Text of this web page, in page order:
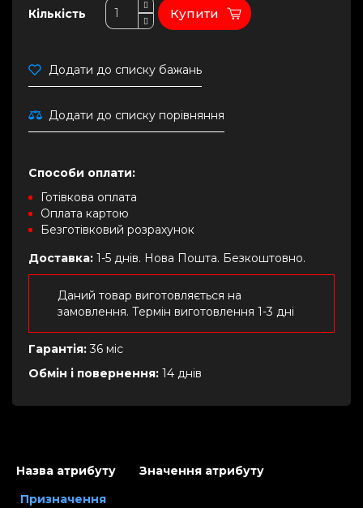
Кількість Купити
Додати до списку бажань
Додати до списку порівняння
Способи оплати:
Готівкова оплата
Оплата картою
Безготівковий розрахунок
Доставка: 1-5 днів. Нова Пошта. Безкоштовно.
Даний товар виготовляється на
замовлення. Термін виготовлення 1-3 дні
Гарантія:36 міс
Обмін і повернення: 14 днів
Назва атрибуту
Значення атрибуту
Призначення